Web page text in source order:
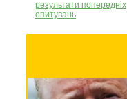
результати попередніх
опитувань